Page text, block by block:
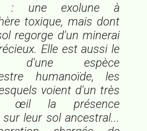
: une exolune à
toxique, mais dont
regorge d'un minerai
Elle est aussi le
d'une espèce
humanoïde, les
voient d'un très
œil la présence
leur sol ancestral...